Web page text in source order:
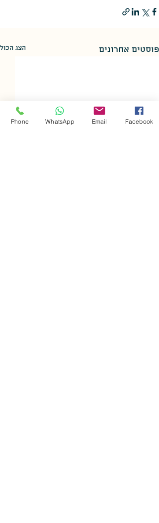
פוסטים אחרונים הצג הכול
Phone WhatsApp Email Facebook